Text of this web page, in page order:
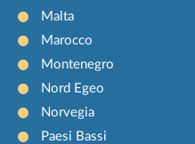
Malta
Marocco
Montenegro
Nord Egeo
Norvegia
Paesi Bassi